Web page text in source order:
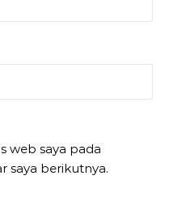
web saya pada
saya berikutnya.